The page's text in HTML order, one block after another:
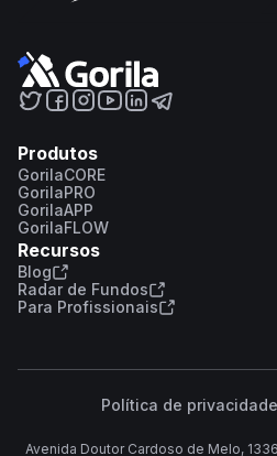
Produtos
GorilaCORE
GorilaPRO
GorilaAPP
GorilaFLOW
Recursos
Blog
Radar de Fundos
Para Profissionais
Política de privacidade
Avenida Doutor Cardoso de Melo,